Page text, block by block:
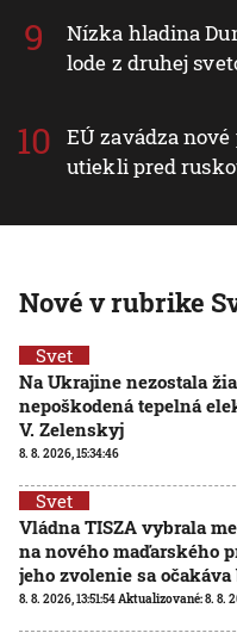
Nízka hladina
lode z druhej
EÚ zavádza
utiekli pred
Nové v rubrike
Svet
Na Ukrajine nezostala
nepoškodená tepelná
V. Zelenskyj
8. 8. 2026, 15:34:46
Svet
Vládna TISZA vybrala
na nového maďarského
jeho zvolenie sa
8. 8. 2026, 13:51:54Aktualizované:8. 8.